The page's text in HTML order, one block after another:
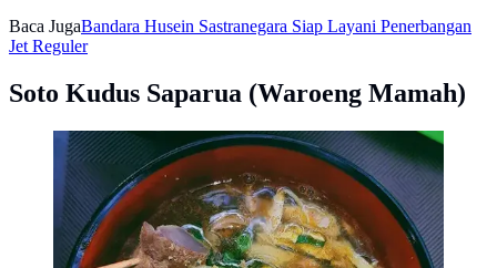
Baca JugaBandara Husein Sastranegara Siap Layani Penerbangan
Jet Reguler
Soto Kudus Saparua (Waroeng Mamah)